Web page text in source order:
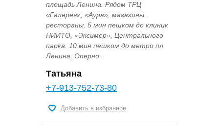
площадь Ленина. Рядом ТРЦ
«Галерея», «Аура», магазины,
рестораны. 5 мин пешком до клиник
НИИТО, «Эксимер», Центрального
парка. 10 мин пешком до метро пл.
Ленина, Оперно...
Татьяна
+7-913-752-73-80
Добавить в избранное